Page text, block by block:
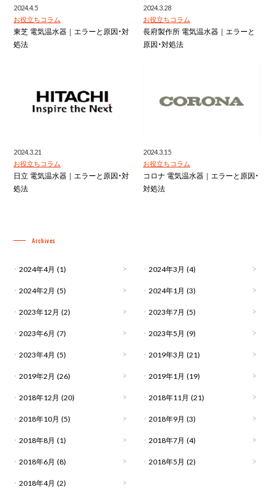
2024.4.5
お役立ちコラム
東芝 電気温水器｜エラーと原因・対
処法
2024.3.28
お役立ちコラム
長府製作所 電気温水器｜エラーと
原因・対処法
2024.3.21
お役立ちコラム
日立 電気温水器｜エラーと原因・対
処法
2024.3.15
お役立ちコラム
コロナ 電気温水器｜エラーと原因・
対処法
Archives
2024年4月 (1) 2024年3月 (4)
2024年2月 (5) 2024年1月 (3)
2023年12月 (2) 2023年7月 (5)
2023年6月 (7) 2023年5月 (9)
2023年4月 (5) 2019年3月 (21)
2019年2月 (26) 2019年1月 (19)
2018年12月 (20) 2018年11月 (21)
2018年10月 (5) 2018年9月 (3)
2018年8月 (1) 2018年7月 (4)
2018年6月 (8) 2018年5月 (2)
2018年4月 (2)